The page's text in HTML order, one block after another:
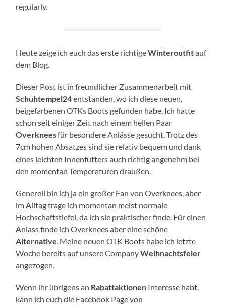
regularly.
Heute zeige ich euch das erste richtigeWinteroutfitauf
dem Blog.
Dieser Post ist in freundlicher Zusammenarbeit mit
Schuhtempel24entstanden, wo ich diese neuen,
beigefarbenen OTKs Boots gefunden habe. Ich hatte
schon seit einiger Zeit nach einem hellen Paar
Overkneesfür besondere Anlässe gesucht. Trotz des
7cm hohen Absatzes sind sie relativ bequem und dank
eines leichten Innenfutters auch richtig angenehm bei
den momentan Temperaturen draußen.
Generell bin ich ja ein großer Fan von Overknees, aber
im Alltag trage ich momentan meist normale
Hochschaftstiefel, da ich sie praktischer finde. Für einen
Anlass finde ich Overknees aber eine schöne
Alternative. Meine neuen OTK Boots habe ich letzte
Woche bereits auf unsere CompanyWeihnachtsfeier
angezogen.
Wenn ihr übrigens an Rabattaktionen Interesse habt,
kann ich euch die Facebook Page von